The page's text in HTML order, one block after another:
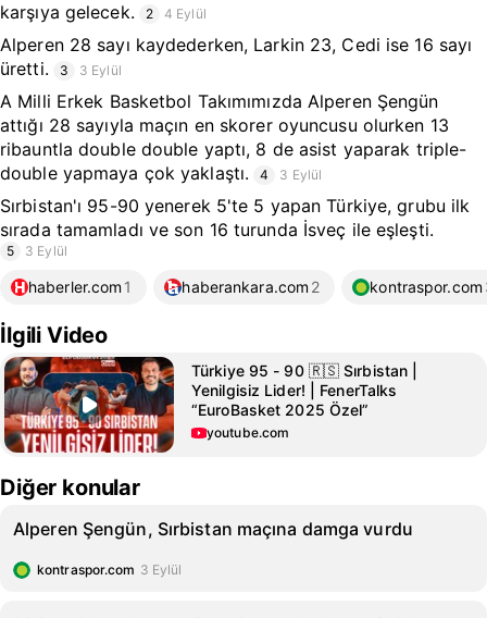
karşıya gelecek.
2 4 Eylül
Alperen 28 sayı kaydederken, Larkin 23, Cedi ise 16 sayı
üretti.
3 3 Eylül
A Milli Erkek Basketbol Takımımızda Alperen Şengün
attığı 28 sayıyla maçın en skorer oyuncusu olurken 13
ribauntla double double yaptı, 8 de asist yaparak triple-
double yapmaya çok yaklaştı.
4 3 Eylül
Sırbistan'ı 95-90 yenerek 5'te 5 yapan Türkiye, grubu ilk
sırada tamamladı ve son 16 turunda İsveç ile eşleşti.
5 3 Eylül
haberler.com 1 haberankara.com 2 kontraspor.com
İlgili Video
Türkiye 95 - 90 🇷🇸 Sırbistan |
Yenilgisiz Lider! | FenerTalks
“EuroBasket 2025 Özel”
youtube.com
Diğer konular
Alperen Şengün, Sırbistan maçına damga vurdu
kontraspor.com 3 Eylül